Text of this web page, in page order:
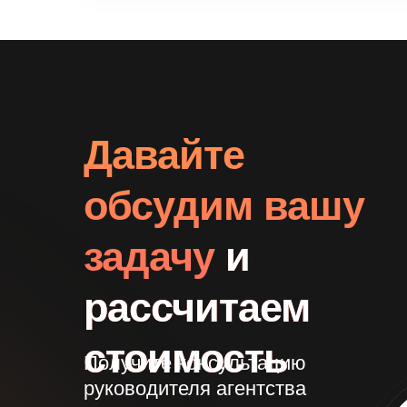
Получите консультацию
руководителя агентства
Давайте
обсудим вашу
задачу и
рассчитаем
стоимость